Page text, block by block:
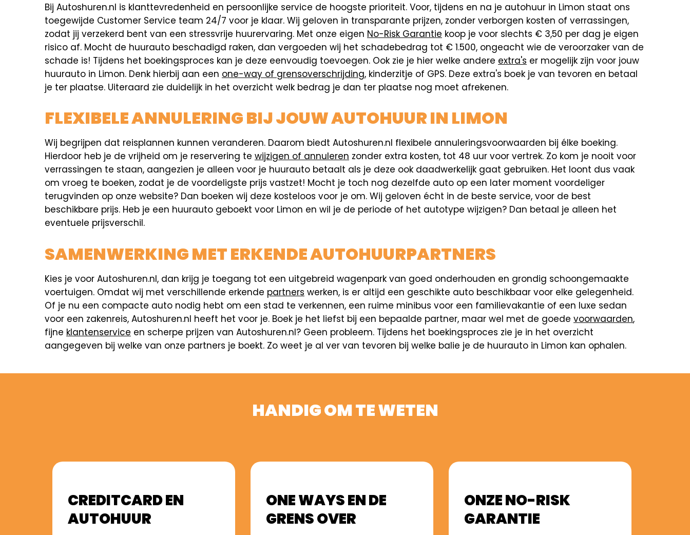
Bij Autoshuren.nl is klanttevredenheid en persoonlijke service de hoogste prioriteit. Voor, tijdens en na je autohuur in Limon staat ons
toegewijde Customer Service team 24/7 voor je klaar. Wij geloven in transparante prijzen, zonder verborgen kosten of verrassingen,
zodat jij verzekerd bent van een stressvrije huurervaring. Met onze eigen No-Risk Garantie koop je voor slechts € 3,50 per dag je eigen
risico af. Mocht de huurauto beschadigd raken, dan vergoeden wij het schadebedrag tot € 1.500, ongeacht wie de veroorzaker van de
schade is! Tijdens het boekingsproces kan je deze eenvoudig toevoegen. Ook zie je hier welke andere extra's er mogelijk zijn voor jouw
huurauto in Limon. Denk hierbij aan een one-way of grensoverschrijding, kinderzitje of GPS. Deze extra's boek je van tevoren en betaal
je ter plaatse. Uiteraard zie duidelijk in het overzicht welk bedrag je dan ter plaatse nog moet afrekenen.
FLEXIBELE ANNULERING BIJ JOUW AUTOHUUR IN LIMON
Wij begrijpen dat reisplannen kunnen veranderen. Daarom biedt Autoshuren.nl flexibele annuleringsvoorwaarden bij élke boeking.
Hierdoor heb je de vrijheid om je reservering te wijzigen of annuleren zonder extra kosten, tot 48 uur voor vertrek. Zo kom je nooit voor
verrassingen te staan, aangezien je alleen voor je huurauto betaalt als je deze ook daadwerkelijk gaat gebruiken. Het loont dus vaak
om vroeg te boeken, zodat je de voordeligste prijs vastzet! Mocht je toch nog dezelfde auto op een later moment voordeliger
terugvinden op onze website? Dan boeken wij deze kosteloos voor je om. Wij geloven écht in de beste service, voor de best
beschikbare prijs. Heb je een huurauto geboekt voor Limon en wil je de periode of het autotype wijzigen? Dan betaal je alleen het
eventuele prijsverschil.
SAMENWERKING MET ERKENDE AUTOHUURPARTNERS
Kies je voor Autoshuren.nl, dan krijg je toegang tot een uitgebreid wagenpark van goed onderhouden en grondig schoongemaakte
voertuigen. Omdat wij met verschillende erkende partners werken, is er altijd een geschikte auto beschikbaar voor elke gelegenheid.
Of je nu een compacte auto nodig hebt om een stad te verkennen, een ruime minibus voor een familievakantie of een luxe sedan
voor een zakenreis, Autoshuren.nl heeft het voor je. Boek je het liefst bij een bepaalde partner, maar wel met de goede voorwaarden,
fijne klantenservice en scherpe prijzen van Autoshuren.nl? Geen probleem. Tijdens het boekingsproces zie je in het overzicht
aangegeven bij welke van onze partners je boekt. Zo weet je al ver van tevoren bij welke balie je de huurauto in Limon kan ophalen.
HANDIG OM TE WETEN
CREDITCARD EN
AUTOHUUR
ONE WAYS EN DE
GRENS OVER
ONZE NO-RISK
GARANTIE